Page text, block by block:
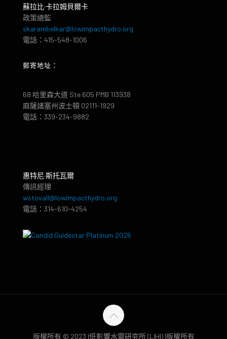
蘇拉比·卡拉姆貝爾卡
政策總監
skarambelkar@lowimpacthydro.org
電話：415-548-1006
郵寄地址：
68 哈里森大道 Ste 605 PMB 113938
麻薩諸塞州波士頓 02111-1929
電話：339-234-9882
惠特尼·斯托瓦爾
傳訊經理
wstovall@lowimpacthydro.org
電話：314-610-4254
版權所有 © 2023 |低影響水電研究所 (LIHI) |版權所有